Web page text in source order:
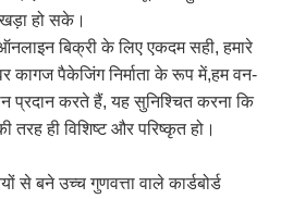
हो सके।
बिक्री के लिए एकदम सही, हमारे
कागज पैकेजिंग निर्माता के रूप में,हम वन-
प्रदान करते हैं, यह सुनिश्चित करना कि
ही विशिष्ट और परिष्कृत हो।
से बने उच्च गुणवत्ता वाले कार्डबोर्ड